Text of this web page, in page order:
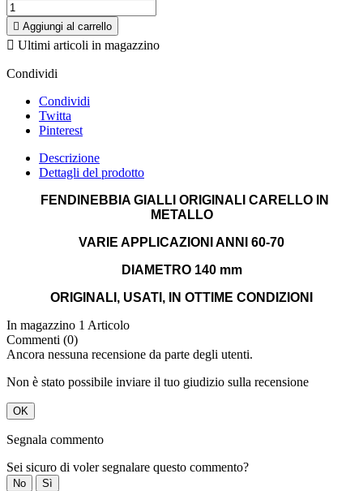
 Aggiungi al carrello
 Ultimi articoli in magazzino
Condividi
Condividi
Twitta
Pinterest
Descrizione
Dettagli del prodotto
FENDINEBBIA GIALLI ORIGINALI CARELLO IN
METALLO
VARIE APPLICAZIONI ANNI 60-70
DIAMETRO 140 mm
ORIGINALI, USATI, IN OTTIME CONDIZIONI
In magazzino 1 Articolo
Commenti (0)
Ancora nessuna recensione da parte degli utenti.
Non è stato possibile inviare il tuo giudizio sulla recensione
OK
Segnala commento
Sei sicuro di voler segnalare questo commento?
No Sì